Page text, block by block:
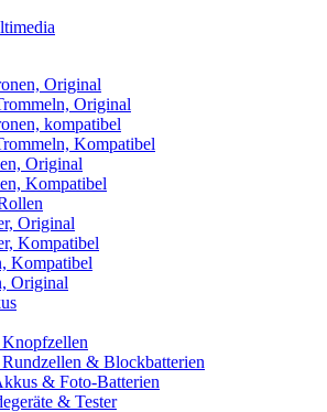
Original
Original
kompatibel
Kompatibel
Original
Kompatibel
Original
Kompatibel
Kompatibel
Original
& Blockbatterien
& Foto-Batterien
& Tester